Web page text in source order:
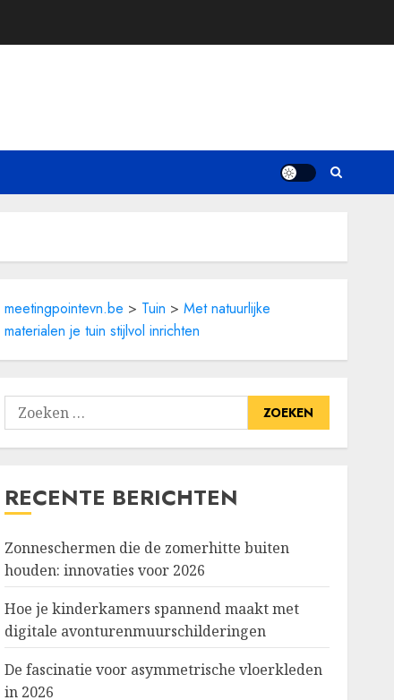
meetingpointevn.be > Tuin > Met natuurlijke
materialen je tuin stijlvol inrichten
Zoeken
naar:
RECENTE BERICHTEN
Zonneschermen die de zomerhitte buiten
houden: innovaties voor 2026
Hoe je kinderkamers spannend maakt met
digitale avonturenmuurschilderingen
De fascinatie voor asymmetrische vloerkleden
in 2026